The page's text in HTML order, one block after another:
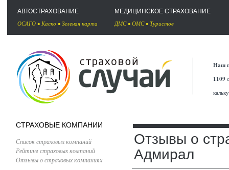
АВТОСТРАХОВАНИЕ
ОСАГО • Каско • Зеленая карта
МЕДИЦИНСКОЕ СТРАХОВАНИЕ
ДМС• ОМС• Туристов
Наш
1109
СТРАХОВЫЕ КОМПАНИИ
Список страховых компаний
Рейтинг страховых компаний
Отзывы о страховых компаниях
Отзывы о
Адмирал